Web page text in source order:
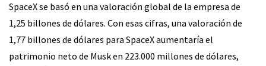
SpaceX se basó en una valoración global de la empresa de
1,25 billones de dólares. Con esas cifras, una valoración de
1,77 billones de dólares para SpaceX aumentaría el
patrimonio neto de Musk en 223.000 millones de dólares,